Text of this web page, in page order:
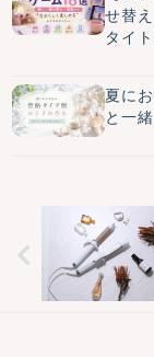
せ替
タイ
夏に
と一